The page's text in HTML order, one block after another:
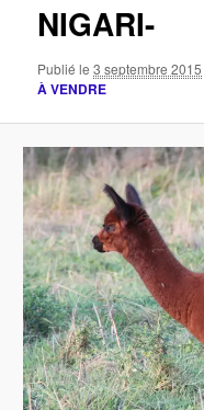
NIGARI-
Publié le3 septembre 2015
À VENDRE